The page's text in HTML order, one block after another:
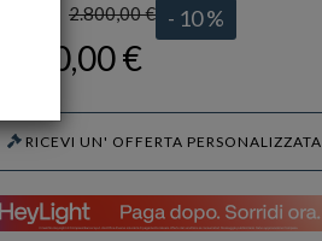
2.800,00 € - 10 %
2.520,00 €
RICEVI UN' OFFERTA PERSONALIZZATA